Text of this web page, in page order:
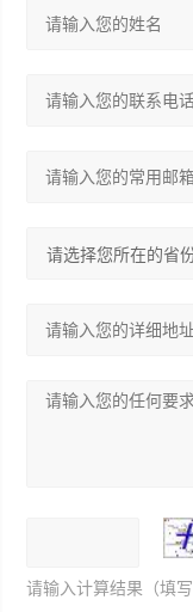
请输入计算结果（填